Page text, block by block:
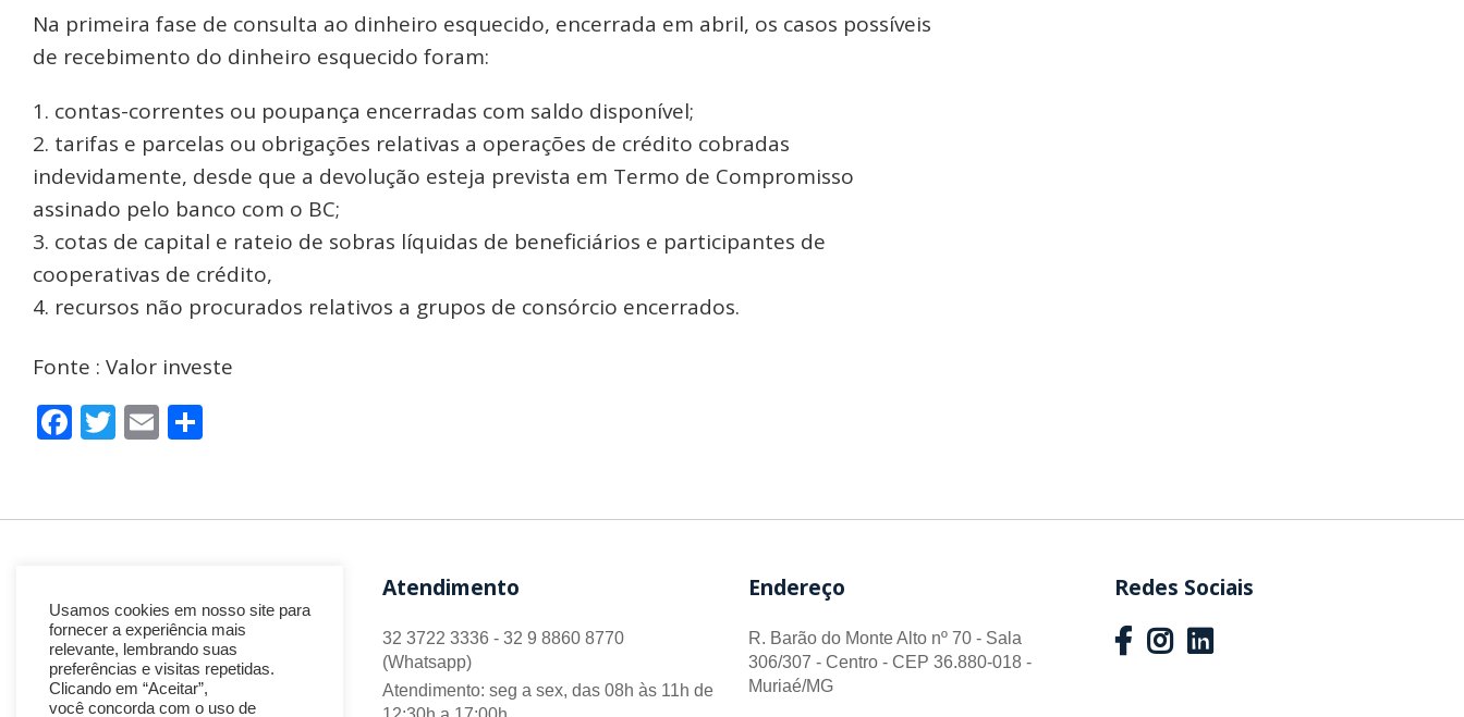
Na primeira fase de consulta ao dinheiro esquecido, encerrada em abril, os casos possíveis
de recebimento do dinheiro esquecido foram:
contas-correntes ou poupança encerradas com saldo disponível;
tarifas e parcelas ou obrigações relativas a operações de crédito cobradas
indevidamente, desde que a devolução esteja prevista em Termo de Compromisso
assinado pelo banco com o BC;
cotas de capital e rateio de sobras líquidas de beneficiários e participantes de
cooperativas de crédito,
recursos não procurados relativos a grupos de consórcio encerrados.
Fonte : Valor investe
Facebook
Twitter
Email
Atendimento
32 3722 3336 - 32 9 8860 8770
(Whatsapp)
Atendimento: seg a sex, das 08h às 11h de
Endereço
R. Barão do Monte Alto nº 70 - Sala
306/307 - Centro - CEP 36.880-018 -
Muriaé/MG
Redes Sociais
Usamos cookies em nosso site para
fornecer a experiência mais
relevante, lembrando suas
preferências e visitas repetidas.
Clicando em “Aceitar”,
você concorda com o uso de